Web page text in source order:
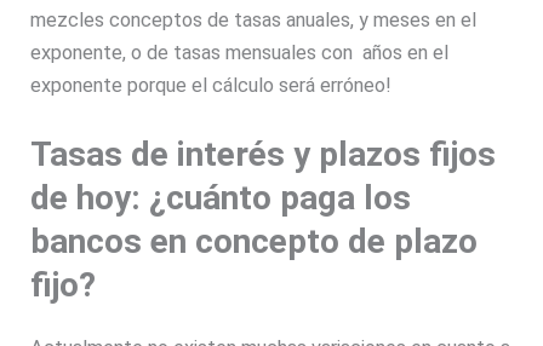
mezcles conceptos de tasas anuales, y meses en el
exponente, o de tasas mensuales con años en el
exponente porque el cálculo será erróneo!
Tasas de interés y plazos fijos
de hoy: ¿cuánto paga los
bancos en concepto de plazo
fijo?